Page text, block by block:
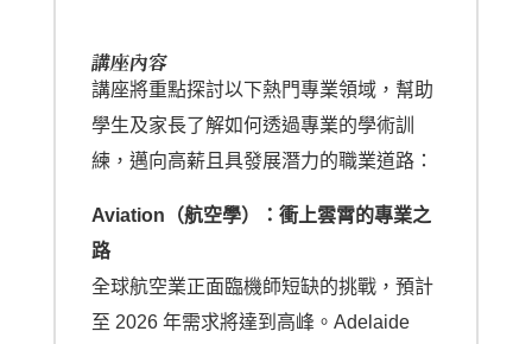
講座內容
講座將重點探討以下熱門專業領域，幫助
學生及家長了解如何透過專業的學術訓
練，邁向高薪且具發展潛力的職業道路：
Aviation（航空學）：衝上雲霄的專業之
路
全球航空業正面臨機師短缺的挑戰，預計
至 2026 年需求將達到高峰。Adelaide